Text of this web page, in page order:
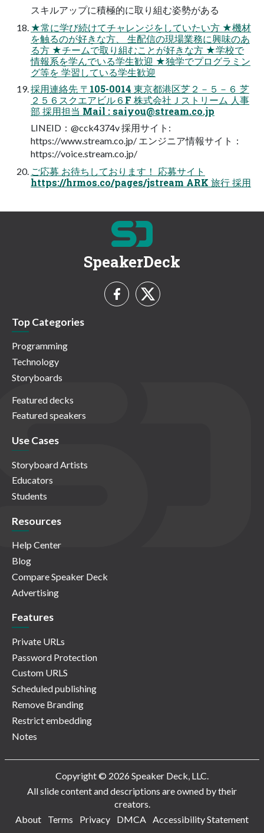
スキルアップに積極的に取り組む姿勢がある
★常に学び続けてチャレンジをしていたい方 ★機材
を触るのが好きな方、 生配信の現場業務に興味のあ
る方 ★チームで取り組むことが好きな方 ★学校で
情報系を学んでいる学生歓迎 ★独学でプログラミン
グ等を 学習している学生歓迎
採用連絡先 〒105-0014 東京都港区芝２－５－６ 芝
２５６スクエアビル６F 株式会社Ｊストリーム 人事
部 採用担当 Mail : saiyou@stream.co.jp
LINEID：@cck4374v 採用サイト:
https://www.stream.co.jp/ エンジニア情報サイト：
https://voice.stream.co.jp/
ご応募 お待ちしております！ 応募サイト
https://hrmos.co/pages/jstream ARK 旅行 採用
SpeakerDeck
Top Categories
Programming
Technology
Storyboards
Featured decks
Featured speakers
Use Cases
Storyboard Artists
Educators
Students
Resources
Help Center
Blog
Compare Speaker Deck
Advertising
Features
Private URLs
Password Protection
Custom URLS
Scheduled publishing
Remove Branding
Restrict embedding
Notes
Copyright © 2026 Speaker Deck, LLC.
All slide content and descriptions are owned by their
creators.
About
Terms Privacy DMCA Accessibility Statement